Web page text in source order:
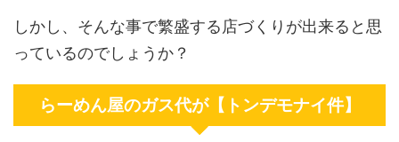
しかし、そんな事で繁盛する店づくりが出来ると思
っているのでしょうか？
らーめん屋のガス代が【トンデモナイ件】